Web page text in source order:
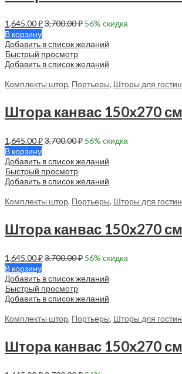
1,645.00₽3,700.00₽ 56% скидка
В корзину
Добавить в список желаний
Быстрый просмотр
Добавить в список желаний
Комплекты штор, Портьеры, Шторы для
1,645.00₽3,700.00₽ 56% скидка
В корзину
Добавить в список желаний
Быстрый просмотр
Добавить в список желаний
Комплекты штор, Портьеры, Шторы для
1,645.00₽3,700.00₽ 56% скидка
В корзину
Добавить в список желаний
Быстрый просмотр
Добавить в список желаний
Комплекты штор, Портьеры, Шторы для